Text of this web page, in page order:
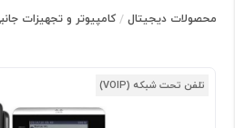
محصولات دیجیتال کامپیوتر و تجهیزات جانبی
تلفن تحت شبکه (VOIP)